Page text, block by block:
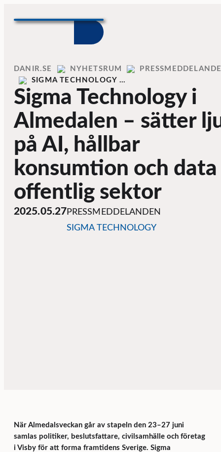
Home
DANIR NYHETSRUM
SIGMA TECHNOLOGY …
Sigma Technology i
Almedalen – sätter
på AI, hållbar
konsumtion och data
offentlig sektor
2025.05.27PRESSMEDDELANDEN
SIGMA TECHNOLOGY
När Almedalsveckan går av stapeln den 23–27 juni
samlas politiker, beslutsfattare, civilsamhälle och företag
i Visby för att forma framtidens Sverige. Sigma